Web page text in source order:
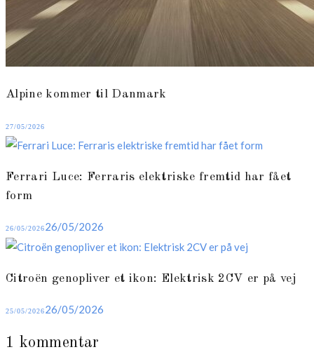
Alpine kommer til Danmark
Posted
on
27/05/2026
Ferrari Luce: Ferraris elektriske fremtid har fået
form
Posted
on
26/05/202626/05/2026
Citroën genopliver et ikon: Elektrisk 2CV er på vej
Posted
25/05/202626/05/2026
1 kommentar